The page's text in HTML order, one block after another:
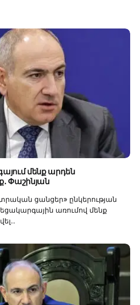
մենք արդեն
Փաշինյան
ցանցեր» ընկերության
առումով մենք